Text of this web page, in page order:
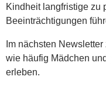
Kindheit langfristige zu
Beeinträchtigungen
Im nächsten
wie häufig Mädchen
erleben.